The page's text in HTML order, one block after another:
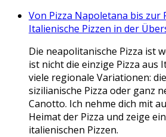
Von Pizza Napoletana bis zur
Italienische Pizzen in der
Die neapolitanische Pizza ist
ist nicht die einzige Pizza aus
viele regionale Variationen:
sizilianische Pizza oder ganz
Canotto. Ich nehme dich mit
Heimat der Pizza und zeige
italienischen Pizzen.